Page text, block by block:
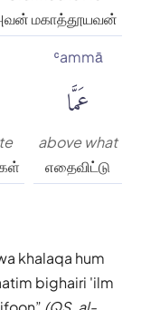
மகாத்தூயவன்
ʿammā
عَمَّا
above what
எதைவிட்டு
khalaqa hum
bighairi 'ilm